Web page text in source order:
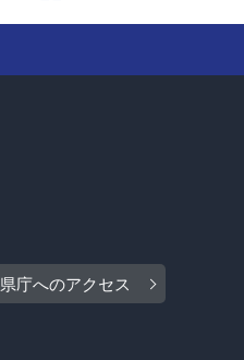
県庁へのアクセス